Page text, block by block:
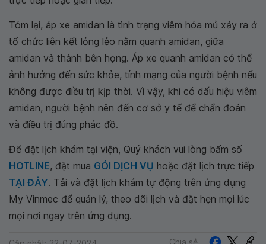
Tóm lại, áp xe amidan là tình trạng viêm hóa mủ xảy ra ở
tổ chức liên kết lỏng lẻo nằm quanh amidan, giữa
amidan và thành bên họng. Áp xe quanh amidan có thể
ảnh hưởng đến sức khỏe, tính mạng của người bệnh nếu
không được điều trị kịp thời. Vì vậy, khi có dấu hiệu viêm
amidan, người bệnh nên đến cơ sở y tế để chẩn đoán
và điều trị đúng phác đồ.
Để đặt lịch khám tại viện, Quý khách vui lòng bấm số
HOTLINE, đặt mua GÓI DỊCH VỤ hoặc đặt lịch trực tiếp
TẠI ĐÂY. Tải và đặt lịch khám tự động trên ứng dụng
My Vinmec để quản lý, theo dõi lịch và đặt hẹn mọi lúc
mọi nơi ngay trên ứng dụng.
Chia sẻ